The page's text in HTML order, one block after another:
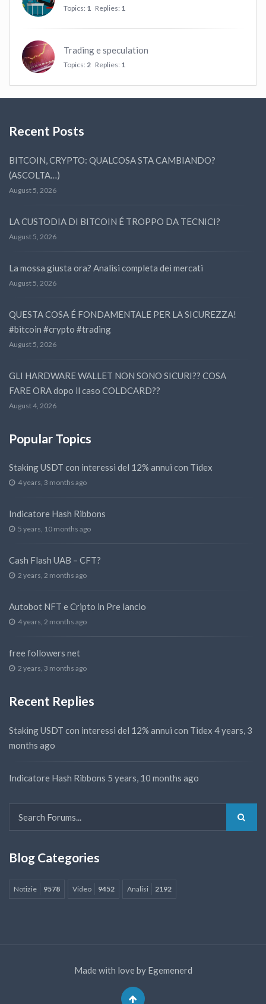
Topics: 1 Replies: 1
Trading e speculation
Topics: 2 Replies: 1
Recent Posts
BITCOIN, CRYPTO: QUALCOSA STA CAMBIANDO?
(ASCOLTA…)
August 5, 2026
LA CUSTODIA DI BITCOIN É TROPPO DA TECNICI?
August 5, 2026
La mossa giusta ora? Analisi completa dei mercati
August 5, 2026
QUESTA COSA É FONDAMENTALE PER LA SICUREZZA!
#bitcoin #crypto #trading
August 5, 2026
GLI HARDWARE WALLET NON SONO SICURI?? COSA
FARE ORA dopo il caso COLDCARD??
August 4, 2026
Popular Topics
Staking USDT con interessi del 12% annui con Tidex
4 years, 3 months ago
Indicatore Hash Ribbons
5 years, 10 months ago
Cash Flash UAB – CFT?
2 years, 2 months ago
Autobot NFT e Cripto in Pre lancio
4 years, 2 months ago
free followers net
2 years, 3 months ago
Recent Replies
Staking USDT con interessi del 12% annui con Tidex 4 years, 3
months ago
Indicatore Hash Ribbons 5 years, 10 months ago
Blog Categories
Notizie 9578 Video 9452 Analisi 2192
Made with love by Egemenerd